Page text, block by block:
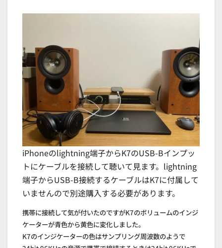
iPhoneのlightning端子からK7のUSB-Bインプッ
トにケーブルを接続して聴いて見ます。lightning
端子からUSB-B接続するケーブルはK7に付属して
いませんので別途購入する必要があります。
携帯に接続して気が付いたのですがK7のボリュームのインジ
ケーターが青色から黄色に変化しました。
K7のインジケーターの色はサンプリング周波数のようで